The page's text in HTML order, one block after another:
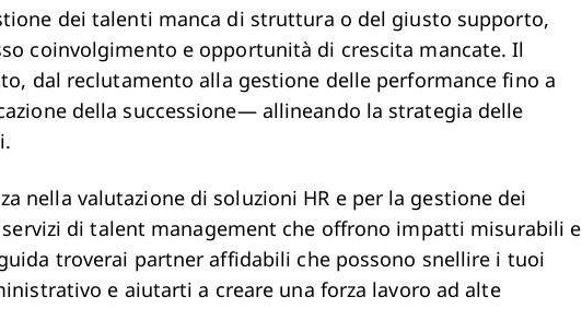
dei talenti manca di struttura o del giusto supporto,
coinvolgimento e opportunità di crescita mancate. Il
dal reclutamento alla gestione delle performance fino a
della successione— allineando la strategia delle
nella valutazione di soluzioni HR e per la gestione dei
di talent management che offrono impatti misurabili e
troverai partner affidabili che possono snellire i tuoi
e aiutarti a creare una forza lavoro ad alte